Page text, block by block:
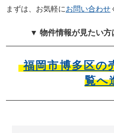
まずは、お気軽にお問い合わせ
▼ 物件情報が見たい
福岡市博多区の
覧へ